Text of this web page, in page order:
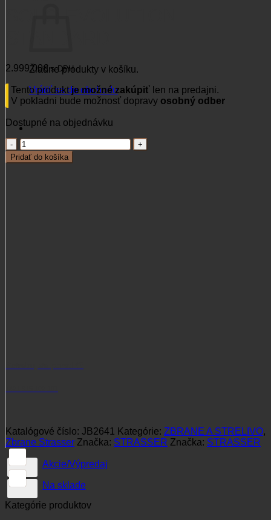
Žiadne produkty v košíku.
Vrátiť sa do obchodu
2.999,00€ s DPH
Tento produktje možné zakúpiť len na predajni.
V pokladni bude možnosť dopravy osobný odber
Dostupné na objednávku
množstvo
Guľovnica
STRASSER
Pridať do košíka
Katalógové číslo: JB2641 Kategórie: ZBRANE A STRELIVO,
Zbrane Strasser Značka: STRASSER Značka: STRASSER
Akcie/Výpredaj
Na sklade
Kategórie produktov